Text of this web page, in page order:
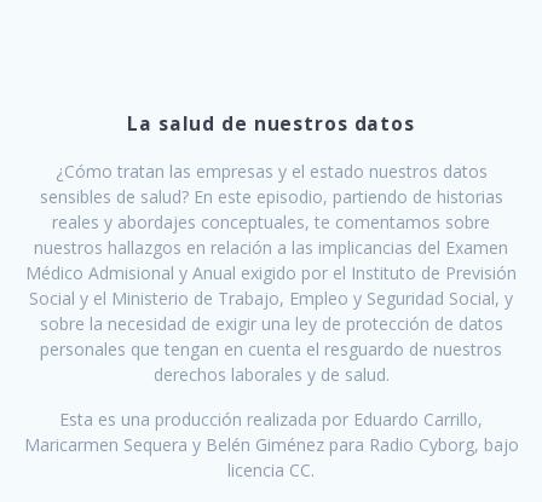
La salud de nuestros datos
¿Cómo tratan las empresas y el estado nuestros datos
sensibles de salud? En este episodio, partiendo de historias
reales y abordajes conceptuales, te comentamos sobre
nuestros hallazgos en relación a las implicancias del Examen
Médico Admisional y Anual exigido por el Instituto de Previsión
Social y el Ministerio de Trabajo, Empleo y Seguridad Social, y
sobre la necesidad de exigir una ley de protección de datos
personales que tengan en cuenta el resguardo de nuestros
derechos laborales y de salud.
Esta es una producción realizada por Eduardo Carrillo,
Maricarmen Sequera y Belén Giménez para Radio Cyborg, bajo
licencia CC.